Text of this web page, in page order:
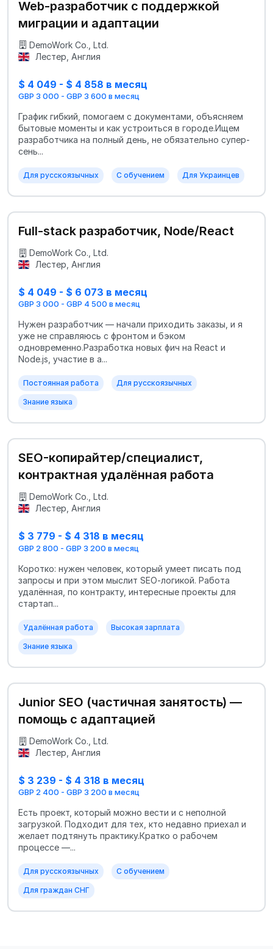
Web-разработчик с поддержкой
миграции и адаптации
DemoWork Co., Ltd.
Лестер, Англия
$ 4 049 - $ 4 858 в месяц
GBP 3 000 - GBP 3 600 в месяц
График гибкий, помогаем с документами, объясняем
бытовые моменты и как устроиться в городе.Ищем
разработчика на полный день, не обязательно супер-
сень...
Для русскоязычных С обучением Для Украинцев
Full-stack разработчик, Node/React
DemoWork Co., Ltd.
Лестер, Англия
$ 4 049 - $ 6 073 в месяц
GBP 3 000 - GBP 4 500 в месяц
Нужен разработчик — начали приходить заказы, и я
уже не справляюсь с фронтом и бэком
одновременно.Разработка новых фич на React и
Node.js, участие в а...
Постоянная работа Для русскоязычных
Знание языка
SEO-копирайтер/специалист,
контрактная удалённая работа
DemoWork Co., Ltd.
Лестер, Англия
$ 3 779 - $ 4 318 в месяц
GBP 2 800 - GBP 3 200 в месяц
Коротко: нужен человек, который умеет писать под
запросы и при этом мыслит SEO‑логикой. Работа
удалённая, по контракту, интересные проекты для
стартап...
Удалённая работа Высокая зарплата
Знание языка
Junior SEO (частичная занятость) —
помощь с адаптацией
DemoWork Co., Ltd.
Лестер, Англия
$ 3 239 - $ 4 318 в месяц
GBP 2 400 - GBP 3 200 в месяц
Есть проект, который можно вести и с неполной
загрузкой. Подходит для тех, кто недавно приехал и
желает подтянуть практику.Кратко о рабочем
процессе —...
Для русскоязычных С обучением
Для граждан СНГ